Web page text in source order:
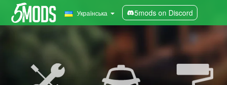
Українська 5mods on Discord